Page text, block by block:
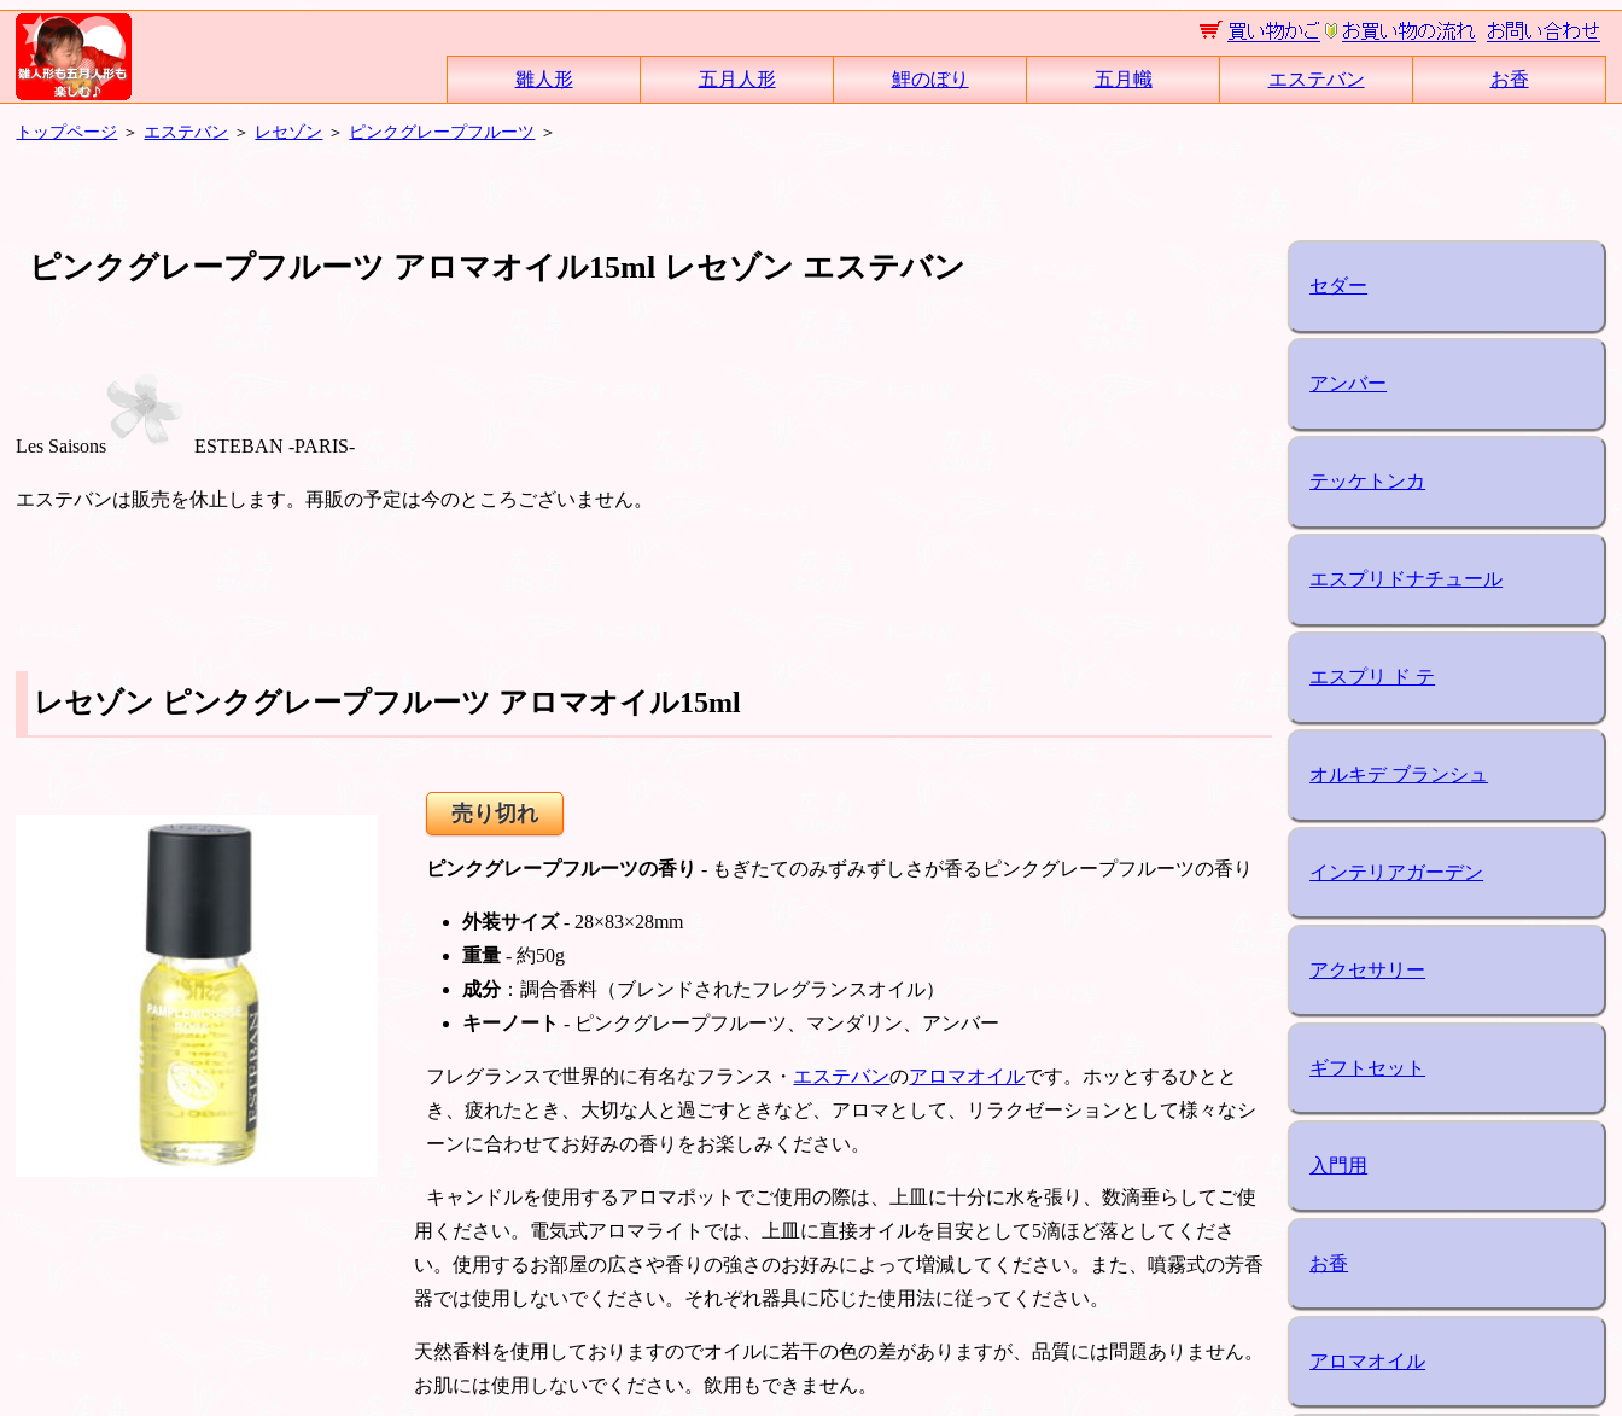
雛人形 五月人形 鯉のぼり 五月幟 エステバン お香
トップページ ＞ エステバン ＞ レセゾン ＞ ピンクグレープフルーツ ＞
ピンクグレープフルーツ アロマオイル15ml レセゾン エステバン
Les Saisons ESTEBAN -PARIS-
エステバンは販売を休止します。再販の予定は今のところございません。
レセゾン ピンクグレープフルーツ アロマオイル15ml
売り切れ
ピンクグレープフルーツの香り - もぎたてのみずみずしさが香るピンクグレープフルーツの香り
外装サイズ- 28×83×28mm
重量 - 約50g
成分：調合香料（ブレンドされたフレグランスオイル）
キーノート - ピンクグレープフルーツ、マンダリン、アンバー
フレグランスで世界的に有名なフランス・ エステバンのアロマオイルです。ホッとするひとと
き、疲れたとき、大切な人と過ごすときなど、アロマとして、リラクゼーションとして様々なシ
ーンに合わせてお好みの香りをお楽しみください。
キャンドルを使用するアロマポットでご使用の際は、上皿に十分に水を張り、数滴垂らしてご使
用ください。電気式アロマライトでは、上皿に直接オイルを目安として5滴ほど落としてくださ
い。使用するお部屋の広さや香りの強さのお好みによって増減してください。また、噴霧式の芳香
器では使用しないでください。それぞれ器具に応じた使用法に従ってください。
天然香料を使用しておりますのでオイルに若干の色の差がありますが、品質には問題ありません。
お肌には使用しないでください。飲用もできません。
セダー
アンバー
テッケトンカ
エスプリドナチュール
エスプリ ド テ
オルキデ ブランシュ
インテリアガーデン
アクセサリー
ギフトセット
入門用
お香
アロマオイル